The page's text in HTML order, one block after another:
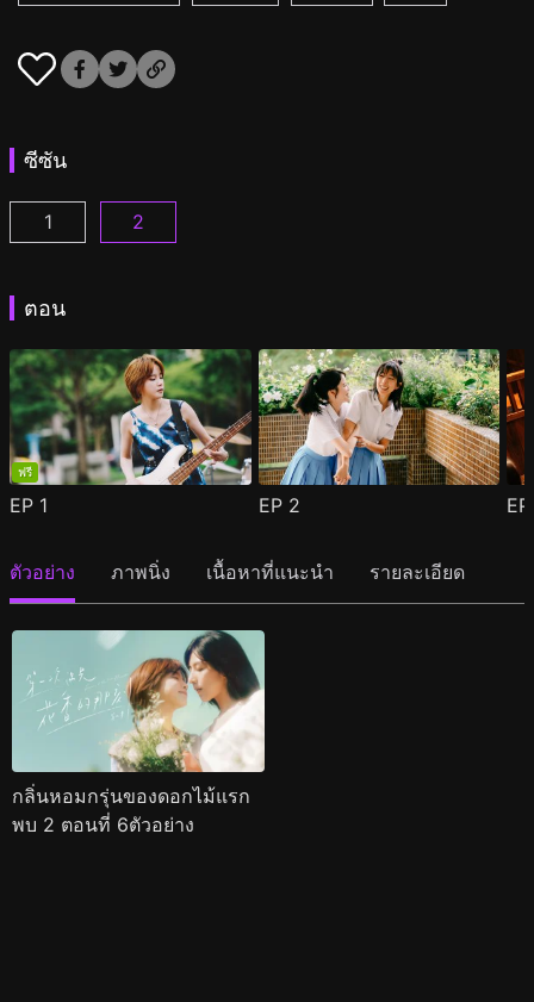
ซีซัน
กลิ่นหอมกรุ่นของดอกไม้แรกพบ ตอนที่ 1
1 กลิ่นหอมกรุ่นของดอกไม้แรกพบ 2 ตอนที่ 1
2
ตอน
ฟรี
EP 1 EP 2
ตัวอย่าง ภาพนิ่ง เนื้อหาที่แนะนำ รายละเอียด
กลิ่นหอมกรุ่นของดอกไม้แรก
พบ 2 ตอนที่ 6ตัวอย่าง